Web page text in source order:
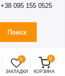
+38 095 155 0525
Поиск
0
ЗАКЛАДКИ
0
КОРЗИНА